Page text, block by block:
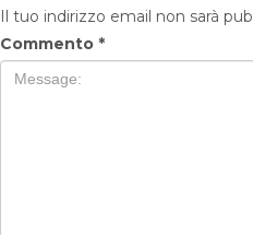
Il tuo indirizzo email non sarà
Commento *